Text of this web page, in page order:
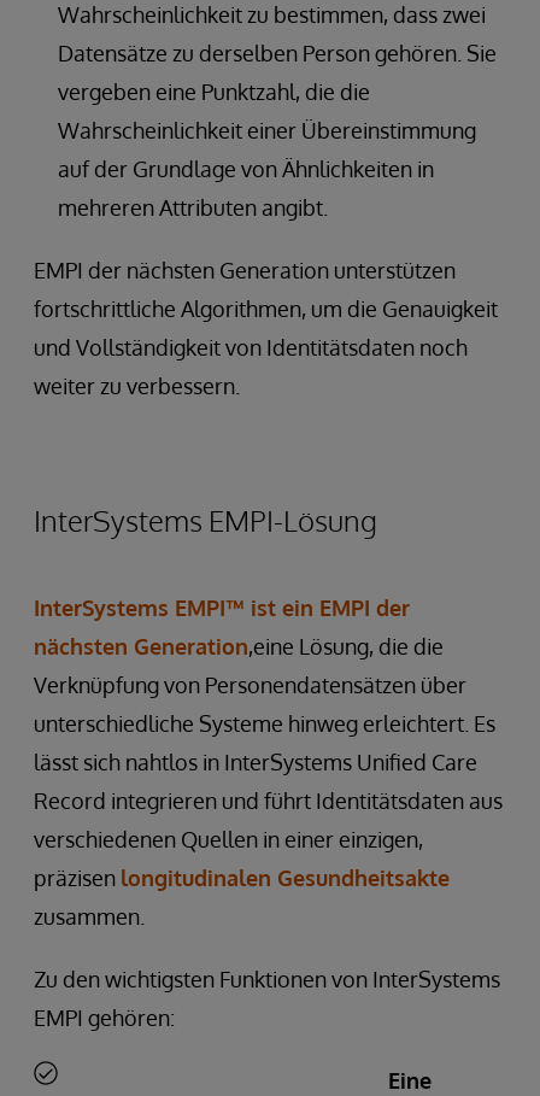
Wahrscheinlichkeit zu bestimmen, dass zwei
Datensätze zu derselben Person gehören. Sie
vergeben eine Punktzahl, die die
Wahrscheinlichkeit einer Übereinstimmung
auf der Grundlage von Ähnlichkeiten in
mehreren Attributen angibt.
EMPI der nächsten Generation unterstützen
fortschrittliche Algorithmen, um die Genauigkeit
und Vollständigkeit von Identitätsdaten noch
weiter zu verbessern.
InterSystems EMPI-Lösung
InterSystems EMPI™ ist ein EMPI der
nächsten Generation,eine Lösung, die die
Verknüpfung von Personendatensätzen über
unterschiedliche Systeme hinweg erleichtert. Es
lässt sich nahtlos in InterSystems Unified Care
Record integrieren und führt Identitätsdaten aus
verschiedenen Quellen in einer einzigen,
präzisen longitudinalen Gesundheitsakte
zusammen.
Zu den wichtigsten Funktionen von InterSystems
EMPI gehören:
Eine